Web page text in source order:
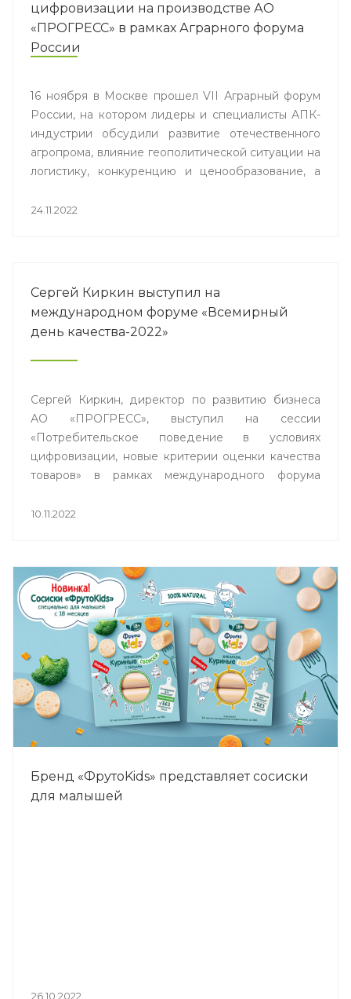
цифровизации на производстве АО
«ПРОГРЕСС» в рамках Аграрного форума
России
16 ноября в Москве прошел VII Аграрный форум
России, на котором лидеры и специалисты АПК-
индустрии обсудили развитие отечественного
агропрома, влияние геополитической ситуации на
логистику, конкуренцию и ценообразование, а
закрытия текущих потребностей рынка. В
производстве детского питания в Липецке.
24.11.2022
Сергей Киркин выступил на
международном форуме «Всемирный
день качества-2022»
Сергей Киркин, директор по развитию бизнеса
АО «ПРОГРЕСС», выступил на сессии
«Потребительское поведение в условиях
цифровизации, новые критерии оценки качества
товаров» в рамках международного форума
10.11.2022
Бренд «ФрутоKids» представляет сосиски
для малышей
26.10.2022